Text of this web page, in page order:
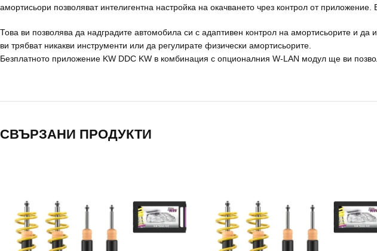
амортисьори позволяват интелигентна настройка на окачването чрез контрол от
Това ви позволява да надградите автомобила си с адаптивен контрол на амортисьорите и
ви трябват никакви инструменти или да регулирате физически амортисьорите.
Безплатното приложение KW DDC KW в комбинация с опционалния W-LAN модул ще ви
СВЪРЗАНИ ПРОДУКТИ